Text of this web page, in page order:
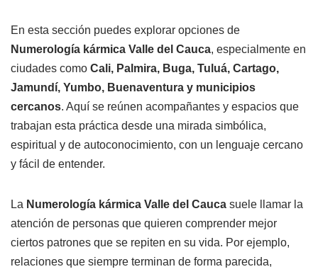
En esta sección puedes explorar opciones de
Numerología kármica Valle del Cauca, especialmente en
ciudades como Cali, Palmira, Buga, Tuluá, Cartago,
Jamundí, Yumbo, Buenaventura y municipios
cercanos. Aquí se reúnen acompañantes y espacios que
trabajan esta práctica desde una mirada simbólica,
espiritual y de autoconocimiento, con un lenguaje cercano
y fácil de entender.
La Numerología kármica Valle del Cauca suele llamar la
atención de personas que quieren comprender mejor
ciertos patrones que se repiten en su vida. Por ejemplo,
relaciones que siempre terminan de forma parecida,